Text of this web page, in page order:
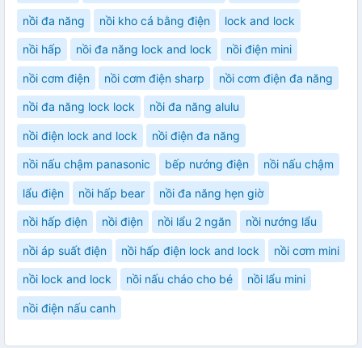
nồi đa năng nồi kho cá bằng điện lock and lock
nồi hấp nồi đa năng lock and lock nồi điện mini
nồi cơm điện nồi cơm điện sharp nồi cơm điện đa năng
nồi đa năng lock lock nồi đa năng alulu
nồi điện lock and lock nồi điện đa năng
nồi nấu chậm panasonic bếp nướng điện nồi nấu chậm
lẩu điện nồi hấp bear nồi đa năng hẹn giờ
nồi hấp điện nồi điện nồi lẩu 2 ngăn nồi nướng lẩu
nồi áp suất điện nồi hấp điện lock and lock nồi cơm mini
nồi lock and lock nồi nấu cháo cho bé nồi lẩu mini
nồi điện nấu canh